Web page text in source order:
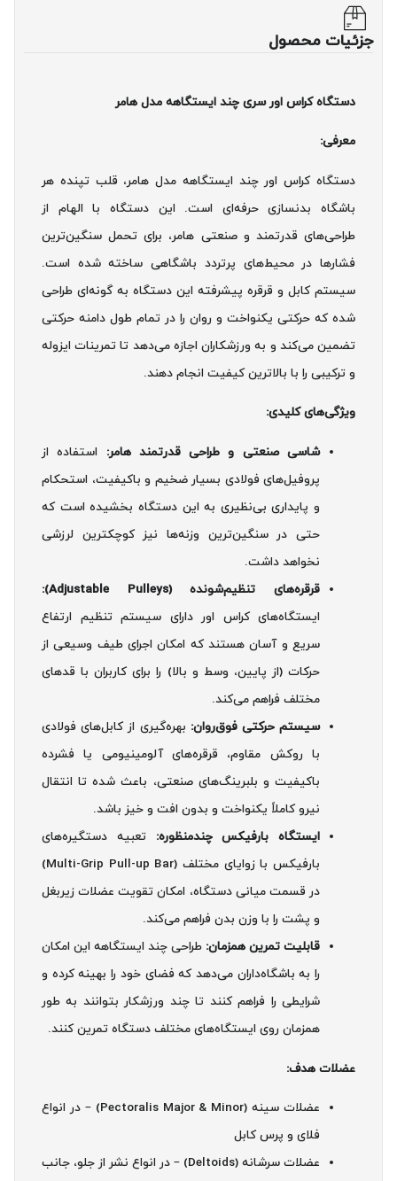
جزئیات محصول
دستگاه کراس اور سری چند ایستگاهه مدل هامر
معرفی:
دستگاه کراس اور چند ایستگاهه مدل هامر، قلب تپنده هر
باشگاه بدنسازی حرفه‌ای است. این دستگاه با الهام از
طراحی‌های قدرتمند و صنعتی هامر، برای تحمل سنگین‌ترین
فشارها در محیط‌های پرتردد باشگاهی ساخته شده است.
سیستم کابل و قرقره پیشرفته این دستگاه به گونه‌ای طراحی
شده که حرکتی یکنواخت و روان را در تمام طول دامنه حرکتی
تضمین می‌کند و به ورزشکاران اجازه می‌دهد تا تمرینات ایزوله
و ترکیبی را با بالاترین کیفیت انجام دهند.
ویژگی‌های کلیدی:
شاسی صنعتی و طراحی قدرتمند هامر: استفاده از
پروفیل‌های فولادی بسیار ضخیم و باکیفیت، استحکام
و پایداری بی‌نظیری به این دستگاه بخشیده است که
حتی در سنگین‌ترین وزنه‌ها نیز کوچکترین لرزشی
نخواهد داشت.
قرقره‌های تنظیم‌شونده (Adjustable Pulleys):
ایستگاه‌های کراس اور دارای سیستم تنظیم ارتفاع
سریع و آسان هستند که امکان اجرای طیف وسیعی از
حرکات (از پایین، وسط و بالا) را برای کاربران با قدهای
مختلف فراهم می‌کند.
سیستم حرکتی فوق‌روان: بهره‌گیری از کابل‌های فولادی
با روکش مقاوم، قرقره‌های آلومینیومی یا فشرده
باکیفیت و بلبرینگ‌های صنعتی، باعث شده تا انتقال
نیرو کاملاً یکنواخت و بدون افت و خیز باشد.
ایستگاه بارفیکس چندمنظوره: تعبیه دستگیره‌های
بارفیکس با زوایای مختلف (Multi-Grip Pull-up Bar)
در قسمت میانی دستگاه، امکان تقویت عضلات زیربغل
و پشت را با وزن بدن فراهم می‌کند.
قابلیت تمرین همزمان: طراحی چند ایستگاهه این امکان
را به باشگاه‌داران می‌دهد که فضای خود را بهینه کرده و
شرایطی را فراهم کنند تا چند ورزشکار بتوانند به طور
همزمان روی ایستگاه‌های مختلف دستگاه تمرین کنند.
عضلات هدف:
عضلات سینه (Pectoralis Major & Minor) – در انواع
فلای و پرس کابل
عضلات سرشانه (Deltoids) – در انواع نشر از جلو، جانب